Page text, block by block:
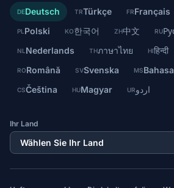
DEDeutsch TRTürkçe FRFrançais
PL Polski KO한국어 ZH中文 RU
NL Nederlands THภาษาไทย HIहिन्दी
RORomână SVSvenska MS
CSČeština HUMagyar URاردو
Ihr Land